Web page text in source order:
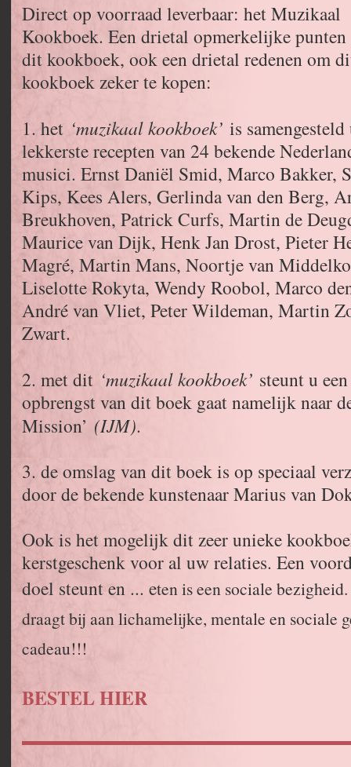
Direct op voorraad leverbaar: het Muzikaal
Kookboek. Een drietal opmerkelijke
dit kookboek, ook een drietal redenen om
kookboek zeker te kopen:
1. het ‘muzikaal kookboek’ is
lekkerste recepten van 24 bekende
musici. Ernst Daniël Smid, Marco Bakker,
Kips, Kees Alers, Gerlinda van den Berg,
Breukhoven, Patrick Curfs, Martin de
Maurice van Dijk, Henk Jan Drost, Pieter
Magré, Martin Mans, Noortje van
Liselotte Rokyta, Wendy Roobol, Marco
André van Vliet, Peter Wildeman, Martin
Zwart.
2. met dit ‘muzikaal kookboek’ steunt u
opbrengst van dit boek gaat namelijk naar
Mission’ (IJM).
3. de omslag van dit boek is op speciaal
door de bekende kunstenaar Marius van
Ook is het mogelijk dit zeer unieke
kerstgeschenk voor al uw relaties. Een
doel steunt en ... eten is een sociale
draagt bij aan lichamelijke, mentale en sociale
cadeau!!!
BESTEL HIER